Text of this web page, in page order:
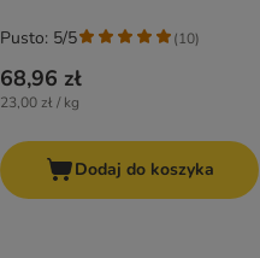
68,96 zł
23,00 zł / kg
Pusto: 5/5 (10)
Dodaj do koszyka